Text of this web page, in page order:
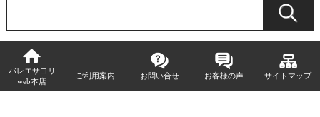
バレエサヨリ
web本店
ご利用案内 お問い合せ お客様の声 サイトマップ